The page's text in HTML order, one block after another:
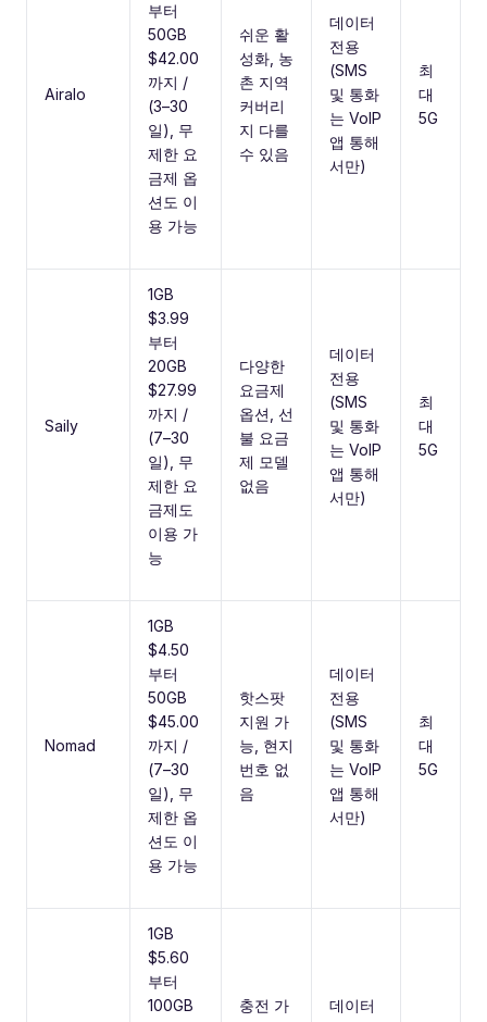
Airalo
부터
50GB
$42.00
까지 /
(3–30
일), 무
제한 요
금제 옵
션도 이
용 가능
쉬운 활
성화, 농
촌 지역
커버리
지 다를
수 있음
데이터
전용
(SMS
및 통화
는 VoIP
앱 통해
서만)
최
대
5G
Saily
1GB
$3.99
부터
20GB
$27.99
까지 /
(7–30
일), 무
제한 요
금제도
이용 가
능
다양한
요금제
옵션, 선
불 요금
제 모델
없음
데이터
전용
(SMS
및 통화
는 VoIP
앱 통해
서만)
최
대
5G
Nomad
1GB
$4.50
부터
50GB
$45.00
까지 /
(7–30
일), 무
제한 옵
션도 이
용 가능
핫스팟
지원 가
능, 현지
번호 없
음
데이터
전용
(SMS
및 통화
는 VoIP
앱 통해
서만)
최
대
5G
1GB
$5.60
부터
100GB
충전 가
데이터